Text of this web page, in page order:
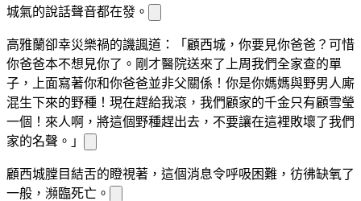
城氣的說話聲音都在發 。
高雅蘭卻幸災樂禍的譏諷道：「顧西城，你要見你爸爸？可惜
你爸爸本不想見你了。剛才醫院送來了上周我們全家查的單
子，上面寫著你和你爸爸並非父關係！你是你媽媽與野男人廝
混生下來的野種！現在趕給我滾，我們顧家的千金只有顧雪瑩
一個！來人啊，將這個野種趕出去，不要讓在這裡敗壞了我們
家的名聲。」
顧西城膛目結舌的瞪視著 ，這個消息令呼吸困難，彷彿缺氧了
一般，瀕臨死亡。